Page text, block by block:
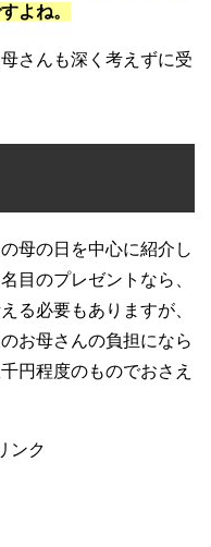
よね。
さんも深く考えずに受
母の日を中心に紹介し
目のプレゼントなら、
る必要もありますが、
お母さんの負担になら
円程度のものでおさえ
ンク